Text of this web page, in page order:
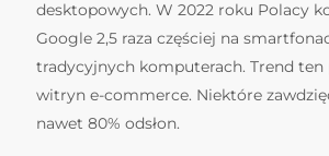
desktopowych. W 2022 roku Polacy
Google 2,5 raza częściej na
tradycyjnych komputerach. Trend ten
witryn e-commerce. Niektóre
nawet 80% odsłon.